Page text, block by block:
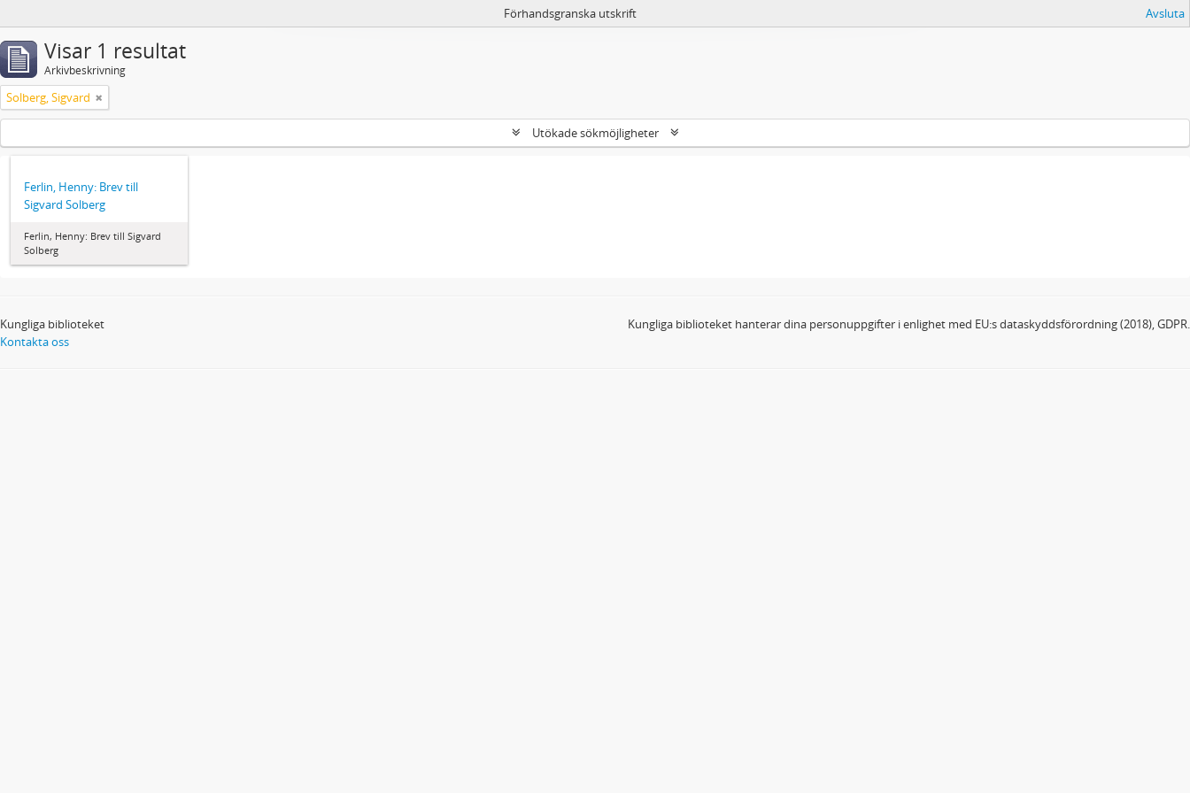
Förhandsgranska utskrift Avsluta
Visar 1 resultat
Arkivbeskrivning
Solberg, Sigvard
Utökade sökmöjligheter
Ferlin, Henny: Brev till
Sigvard Solberg
Ferlin, Henny: Brev till Sigvard
Solberg
Kungliga biblioteket
Kontakta oss
Kungliga biblioteket hanterar dina personuppgifter i enlighet med EU:s dataskyddsförordning (2018), GDPR.